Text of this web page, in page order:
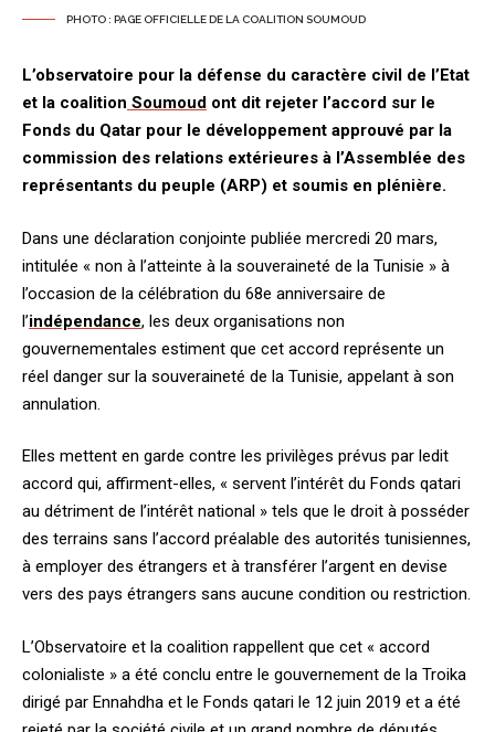
PHOTO : PAGE OFFICIELLE DE LA COALITION SOUMOUD
L’observatoire pour la défense du caractère civil de l’Etat
et la coalition Soumoud ont dit rejeter l’accord sur le
Fonds du Qatar pour le développement approuvé par la
commission des relations extérieures à l’Assemblée des
représentants du peuple (ARP) et soumis en plénière.
Dans une déclaration conjointe publiée mercredi 20 mars,
intitulée « non à l’atteinte à la souveraineté de la Tunisie » à
l’occasion de la célébration du 68e anniversaire de
l’indépendance, les deux organisations non
gouvernementales estiment que cet accord représente un
réel danger sur la souveraineté de la Tunisie, appelant à son
annulation.
Elles mettent en garde contre les privilèges prévus par ledit
accord qui, affirment-elles, « servent l’intérêt du Fonds qatari
au détriment de l’intérêt national » tels que le droit à posséder
des terrains sans l’accord préalable des autorités tunisiennes,
à employer des étrangers et à transférer l’argent en devise
vers des pays étrangers sans aucune condition ou restriction.
L’Observatoire et la coalition rappellent que cet « accord
colonialiste » a été conclu entre le gouvernement de la Troika
dirigé par Ennahdha et le Fonds qatari le 12 juin 2019 et a été